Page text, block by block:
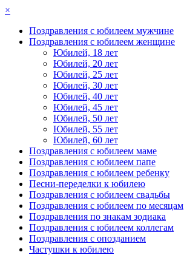
×
Поздравления с юбилеем мужчине
Поздравления с юбилеем женщине
Юбилей, 18 лет
Юбилей, 20 лет
Юбилей, 25 лет
Юбилей, 30 лет
Юбилей, 40 лет
Юбилей, 45 лет
Юбилей, 50 лет
Юбилей, 55 лет
Юбилей, 60 лет
Поздравления с юбилеем маме
Поздравления с юбилеем папе
Поздравления с юбилеем ребенку
Песни-переделки к юбилею
Поздравления с юбилеем свадьбы
Поздравления с юбилеем по месяцам
Поздравления по знакам зодиака
Поздравления с юбилеем коллегам
Поздравления с опозданием
Частушки к юбилею